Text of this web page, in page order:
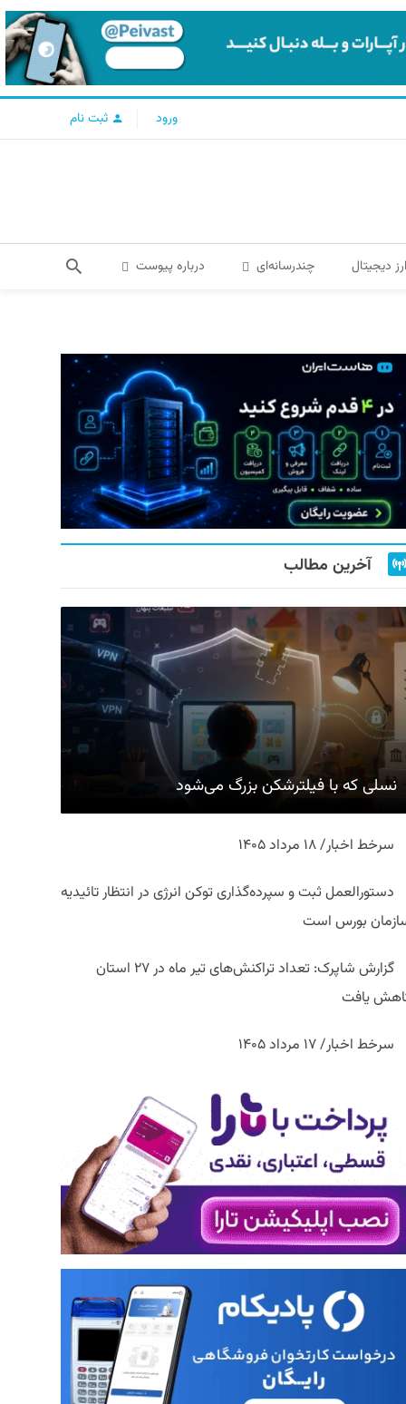
ورود ثبت نام
دیجیتال چندرسانه‌ای درباره پیوست
آخرین مطالب
نسلی که با فیلترشکن بزرگ می‌شود
سرخط اخبار/ ۱۸ مرداد ۱۴۰۵
دستورالعمل ثبت و سپرده‌گذاری توکن انرژی در انتظار تائیدیه
بورس است
گزارش شاپرک: تعداد تراکنش‌های تیر ماه در ۲۷ استان‌
یافت
سرخط اخبار/ ۱۷ مرداد ۱۴۰۵